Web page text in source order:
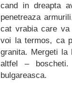
cand in dreapta
penetreaza
cat vrabia care
voi la termos, ca
granita. Mergeti la
altfel –
bulgareasca.